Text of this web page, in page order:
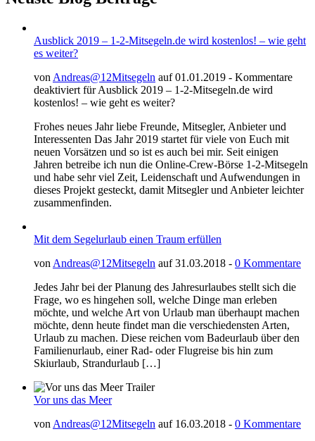
Ausblick 2019 – 1-2-Mitsegeln.de wird kostenlos! – wie geht
es weiter?
von Andreas@12Mitsegeln auf 01.01.2019 - Kommentare
deaktiviert für Ausblick 2019 – 1-2-Mitsegeln.de wird
kostenlos! – wie geht es weiter?
Frohes neues Jahr liebe Freunde, Mitsegler, Anbieter und
Interessenten Das Jahr 2019 startet für viele von Euch mit
neuen Vorsätzen und so ist es auch bei mir. Seit einigen
Jahren betreibe ich nun die Online-Crew-Börse 1-2-Mitsegeln
und habe sehr viel Zeit, Leidenschaft und Aufwendungen in
dieses Projekt gesteckt, damit Mitsegler und Anbieter leichter
zusammenfinden.
Mit dem Segelurlaub einen Traum erfüllen
von Andreas@12Mitsegeln auf 31.03.2018 - 0 Kommentare
Jedes Jahr bei der Planung des Jahresurlaubes stellt sich die
Frage, wo es hingehen soll, welche Dinge man erleben
möchte, und welche Art von Urlaub man überhaupt machen
möchte, denn heute findet man die verschiedensten Arten,
Urlaub zu machen. Diese reichen vom Badeurlaub über den
Familienurlaub, einer Rad- oder Flugreise bis hin zum
Skiurlaub, Strandurlaub […]
Vor uns das Meer
von Andreas@12Mitsegeln auf 16.03.2018 - 0 Kommentare